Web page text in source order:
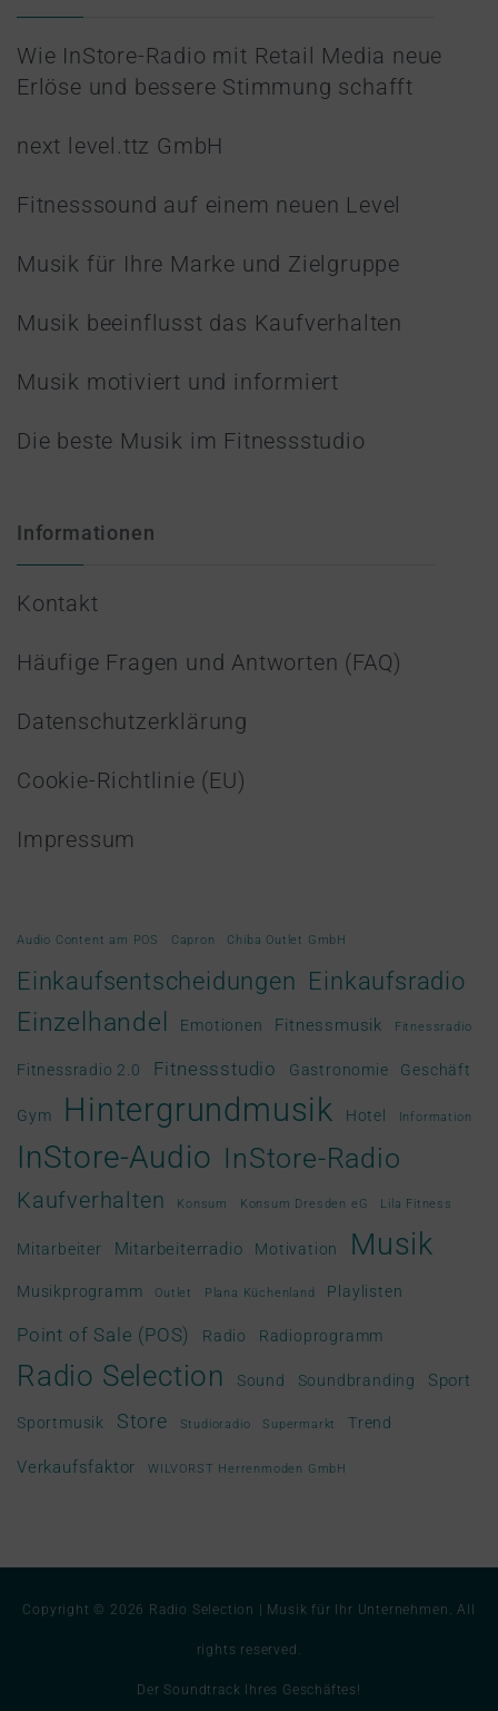
Wie InStore-Radio mit Retail Media neue
Erlöse und bessere Stimmung schafft
next level.ttz GmbH
Fitnesssound auf einem neuen Level
Musik für Ihre Marke und Zielgruppe
Musik beeinflusst das Kaufverhalten
Musik motiviert und informiert
Die beste Musik im Fitnessstudio
Informationen
Kontakt
Häufige Fragen und Antworten (FAQ)
Datenschutzerklärung
Cookie-Richtlinie (EU)
Impressum
Audio Content am POS Capron Chiba Outlet GmbH
Einkaufsentscheidungen Einkaufsradio
Einzelhandel Emotionen Fitnessmusik Fitnessradio
Fitnessradio 2.0 Fitnessstudio Gastronomie Geschäft
Gym Hintergrundmusik Hotel Information
InStore-Audio InStore-Radio
Kaufverhalten Konsum Konsum Dresden eG Lila Fitness
Mitarbeiter Mitarbeiterradio Motivation Musik
Musikprogramm Outlet Plana Küchenland Playlisten
Point of Sale (POS) Radio Radioprogramm
Radio Selection Sound Soundbranding Sport
Sportmusik Store Studioradio Supermarkt Trend
Verkaufsfaktor WILVORST Herrenmoden GmbH
Copyright © 2026 Radio Selection | Musik für Ihr Unternehmen . All
rights reserved.
Der Soundtrack Ihres Geschäftes!